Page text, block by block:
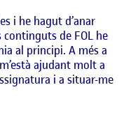
i he hagut d’anar
de FOL he
al principi. A més a
ajudant molt a
i a situar-me